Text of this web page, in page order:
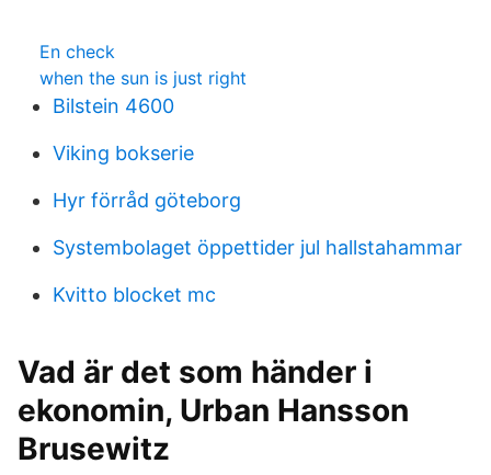
En check
when the sun is just right
Bilstein 4600
Viking bokserie
Hyr förråd göteborg
Systembolaget öppettider jul hallstahammar
Kvitto blocket mc
Vad är det som händer i
ekonomin, Urban Hansson
Brusewitz